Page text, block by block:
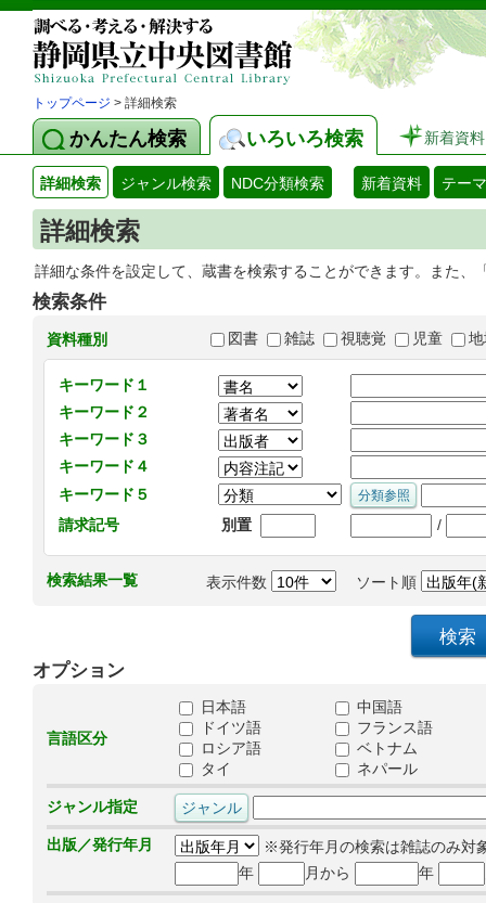
トップページ > 詳細検索
かんたん検索 いろいろ検索 新着資料
詳細検索 ジャンル検索 NDC分類検索 新着資料 テー
詳細検索
詳細な条件を設定して、蔵書を検索することができます。また
検索条件
資料種別 図書 雑誌 視聴覚 児童
キーワード１
キーワード２
キーワード３
キーワード４
キーワード５
請求記号
別置 /
検索結果一覧 表示件数 ソート順
オプション
言語区分
日本語
中国語
ドイツ語
フランス語
ロシア語
ベトナム
タイ
ネパール
ジャンル指定
出版／発行年月
※発行年月の検索は雑誌のみ対
年
月から 年